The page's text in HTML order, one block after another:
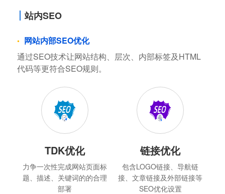
站内SEO
网站内部SEO优化
通过SEO技术让网站结构、层次、内部标签及HTML
代码等更符合SEO规则。
TDK优化
力争一次性完成网站页面标
题、描述、关键词的的合理
部署
链接优化
包含LOGO链接、导航链
接、文章链接及外部链接等
SEO优化设置